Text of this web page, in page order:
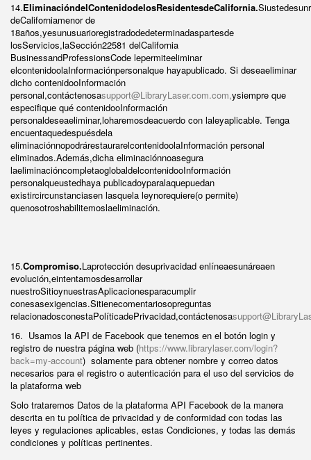
14.EliminacióndelContenidodelosResidentesdeCalifornia.
deCaliforniamenor de
18años,yesunusuarioregistradodedeterminadaspartesde
losServicios,laSección22581 delCalifornia
BusinessandProfessionsCode lepermiteeliminar
elcontenidoolaInformaciónpersonalque hayapublicado. Si deseaeliminar
dicho contenidooInformación
personal,contáctenosasupport@LibraryLaser.com.com,ysiempre que
especifique qué contenidooInformación
personaldeseaeliminar,loharemosdeacuerdo con laleyaplicable. Tenga
encuentaquedespuésdela
eliminaciónnopodrárestaurarelcontenidoolaInformación personal
eliminados.Además,dicha eliminaciónnoasegura
laeliminacióncompletaoglobaldelcontenidooInformación
personalqueustedhaya publicadoyparalaquepuedan
existircircunstanciasen lasquela leynorequiere(o permite)
quenosotroshabilitemoslaeliminación.
15.Compromiso.Laprotección desuprivacidad enlíneaesunáreaen
evolución,eintentamosdesarrollar
nuestroSitioynuestrasAplicacionesparacumplir
conesasexigencias.Sitienecomentariosopreguntas
relacionadosconestaPolíticadePrivacidad,contáctenosa
16. Usamos la API de Facebook que tenemos en el botón login y
registro de nuestra página web (https://www.librarylaser.com/login?
back=my-account) solamente para obtener nombre y correo datos
necesarios para el registro o autenticación para el uso del servicios de
la plataforma web
Solo trataremos Datos de la plataforma API Facebook de la manera
descrita en tu política de privacidad y de conformidad con todas las
leyes y regulaciones aplicables, estas Condiciones, y todas las demás
condiciones y políticas pertinentes.